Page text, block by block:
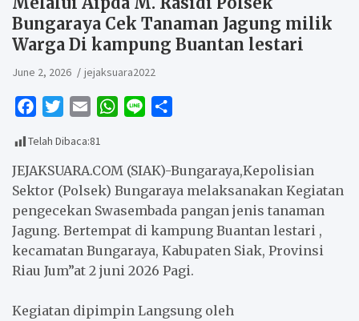
Bungaraya Cek Tanaman Jagung milik
Warga Di kampung Buantan lestari
June 2, 2026 jejaksuara2022
c
e
b
o
o
k
i
t
t
e
r
a
i
l
W
t
s
A
p
p
e
r
e
Telah Dibaca:81
JEJAKSUARA.COM (SIAK)-Bungaraya,Kepolisian
Sektor (Polsek) Bungaraya melaksanakan Kegiatan
pengecekan Swasembada pangan jenis tanaman
Jagung. Bertempat di kampung Buantan lestari ,
kecamatan Bungaraya, Kabupaten Siak, Provinsi
Riau Jum”at 2 juni 2026 Pagi.
‎Kegiatan dipimpin Langsung oleh